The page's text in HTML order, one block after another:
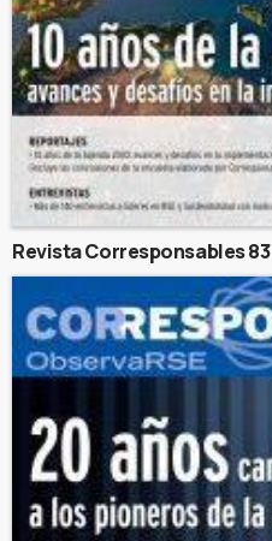
Revista Corresponsables 83